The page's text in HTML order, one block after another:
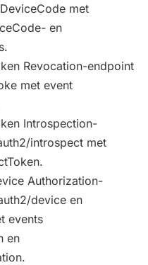
met
en
Revocation-endpoint
met event
Introspection-
introspect met
Authorization-
device en
events
en